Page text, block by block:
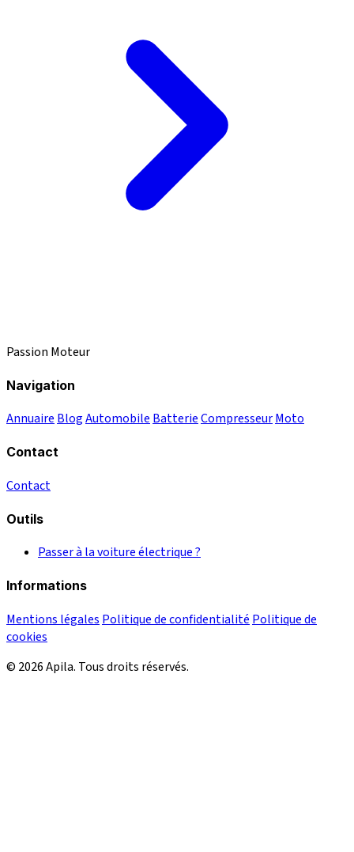
Passion Moteur
Navigation
Annuaire BlogAutomobile BatterieCompresseurMoto
Contact
Contact
Outils
Passer à la voiture électrique ?
Informations
Mentions légales Politique de confidentialité Politique de
cookies
© 2026 Apila. Tous droits réservés.